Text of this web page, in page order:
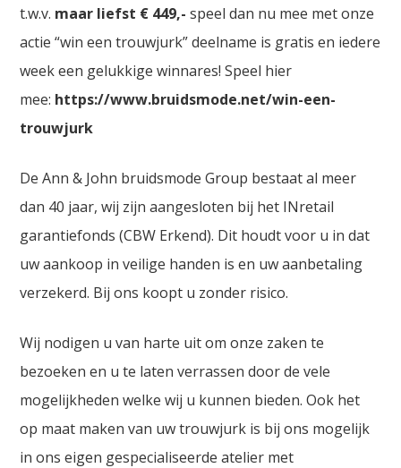
t.w.v. maar liefst € 449,- speel dan nu mee met onze
actie “win een trouwjurk” deelname is gratis en iedere
week een gelukkige winnares! Speel hier
mee: https://www.bruidsmode.net/win-een-
trouwjurk
De Ann & John bruidsmode Group bestaat al meer
dan 40 jaar, wij zijn aangesloten bij het INretail
garantiefonds (CBW Erkend). Dit houdt voor u in dat
uw aankoop in veilige handen is en uw aanbetaling
verzekerd. Bij ons koopt u zonder risico.
Wij nodigen u van harte uit om onze zaken te
bezoeken en u te laten verrassen door de vele
mogelijkheden welke wij u kunnen bieden. Ook het
op maat maken van uw trouwjurk is bij ons mogelijk
in ons eigen gespecialiseerde atelier met